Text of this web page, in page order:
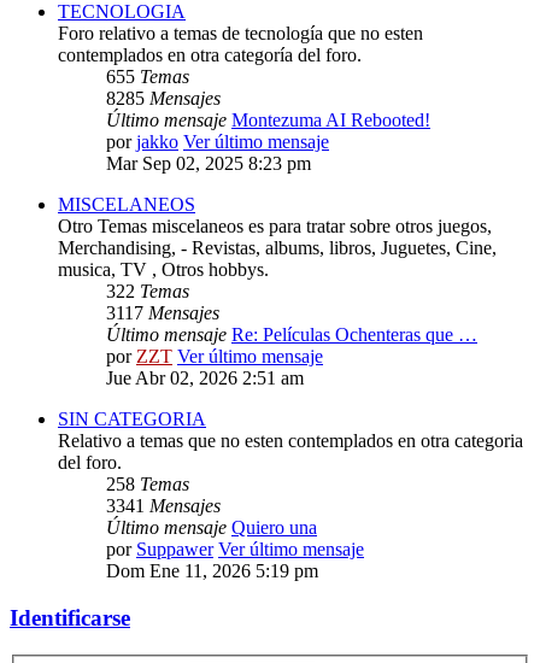
TECNOLOGIA
Foro relativo a temas de tecnología que no esten
contemplados en otra categoría del foro.
655 Temas
8285 Mensajes
Último mensaje Montezuma AI Rebooted!
porjakko Ver último mensaje
Mar Sep 02, 2025 8:23 pm
MISCELANEOS
Otro Temas miscelaneos es para tratar sobre otros juegos,
Merchandising, - Revistas, albums, libros, Juguetes, Cine,
musica, TV , Otros hobbys.
322 Temas
3117 Mensajes
Último mensaje Re: Películas Ochenteras que …
porZZT Ver último mensaje
Jue Abr 02, 2026 2:51 am
SIN CATEGORIA
Relativo a temas que no esten contemplados en otra categoria
del foro.
258 Temas
3341 Mensajes
Último mensaje Quiero una
por Suppawer Ver último mensaje
Dom Ene 11, 2026 5:19 pm
Identificarse